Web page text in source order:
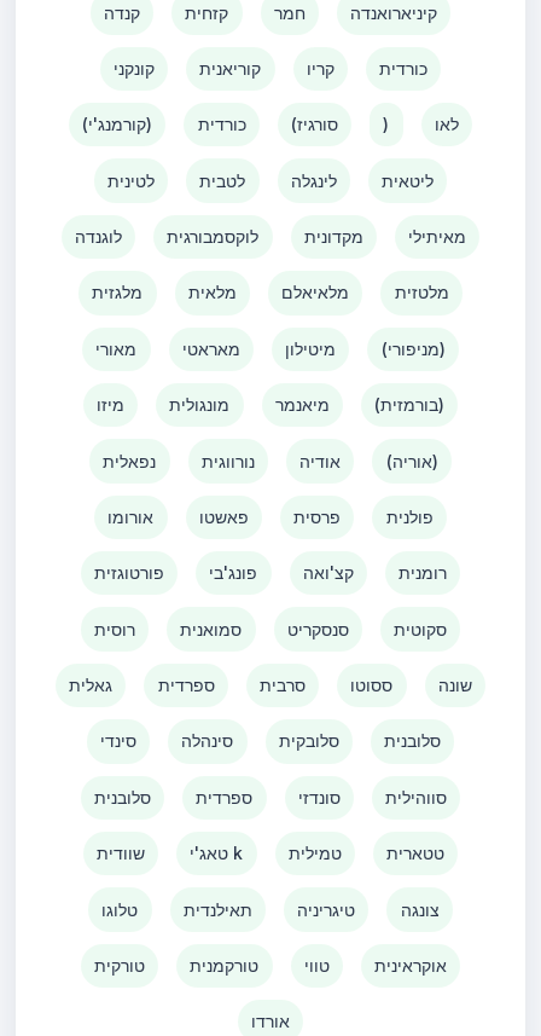
קנדה קזחית חמר קיניארואנדה
קונקני קוריאנית קריו כורדית
(קורמנג'י) כורדית (סורגיז ) לאו
לטינית לטבית לינגלה ליטאית
לוגנדה לוקסמבורגית מקדונית מאיתילי
מלגזית מלאית מלאיאלם מלטזית
מאורי מאראטי מיטילון (מניפורי)
מיזו מונגולית מיאנמר (בורמזית)
נפאלית נורווגית אודיה (אוריה)
אורומו פאשטו פרסית פולנית
פורטוגזית פונג'בי קצ'ואה רומנית
רוסית סמואנית סנסקריט סקוטית
גאלית ספרדית סרבית ססוטו שונה
סינדי סינהלה סלובקית סלובנית
סלובנית ספרדית סונדזי סווהילית
שוודית טאג'י k טמילית טטארית
טלוגו תאילנדית טיגריניה צונגה
טורקית טורקמנית טווי אוקראינית
אורדו